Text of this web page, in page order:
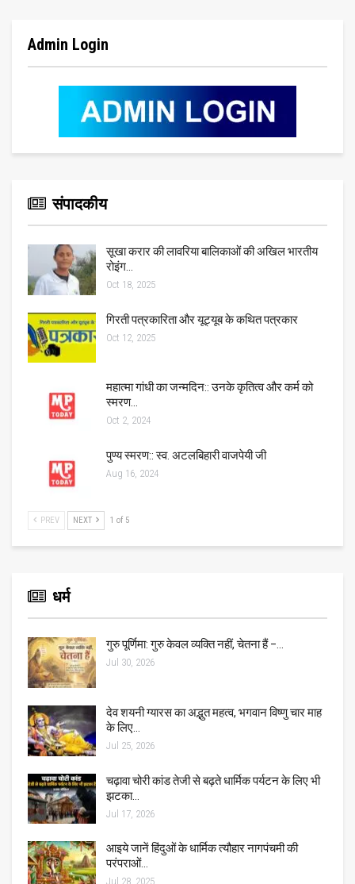
Admin Login
संपादकीय
सूखा करार की लावरिया बालिकाओं की अखिल भारतीय
रोइंग…
Oct 18, 2025
गिरती पत्रकारिता और यूट्यूब के कथित पत्रकार
Oct 12, 2025
महात्मा गांधी का जन्मदिन:: उनके कृतित्व और कर्म को
स्मरण…
Oct 2, 2024
पुण्य स्मरण:: स्व. अटलबिहारी वाजपेयी जी
Aug 16, 2024
PREV NEXT 1 of 5
धर्म
गुरु पूर्णिमा: गुरु केवल व्यक्ति नहीं, चेतना हैं –…
Jul 30, 2026
देव शयनी ग्यारस का अद्भुत महत्व, भगवान विष्णु चार माह
के लिए…
Jul 25, 2026
चढ़ावा चोरी कांड तेजी से बढ़ते धार्मिक पर्यटन के लिए भी
झटका…
Jul 17, 2026
आइये जानें हिंदुओं के धार्मिक त्यौहार नागपंचमी की
परंपराओं…
Jul 28, 2025